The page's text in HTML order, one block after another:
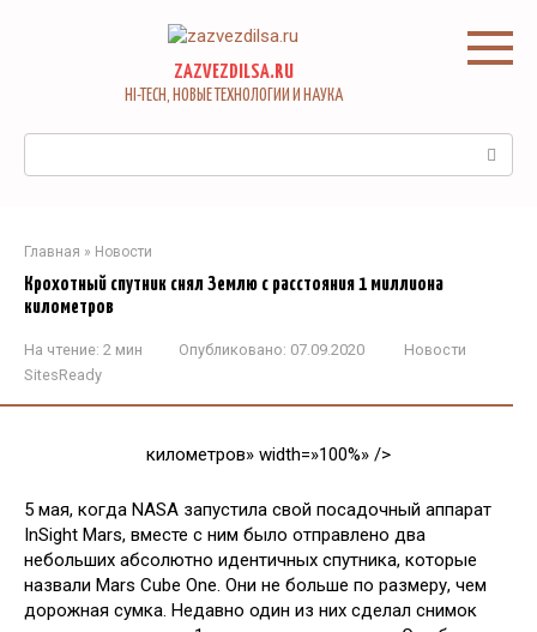
ZAZVEZDILSA.RU
HI-TECH, НОВЫЕ ТЕХНОЛОГИИ И НАУКА
Главная » Новости
Крохотный спутник снял Землю с расстояния 1 миллиона
километров
На чтение: 2 мин Опубликовано: 07.09.2020
Новости
SitesReady
километров» width=»100%» />
5 мая, когда NASA запустила свой посадочный аппарат
InSight Mars, вместе с ним было отправлено два
небольших абсолютно идентичных спутника, которые
назвали Mars Cube One. Они не больше по размеру, чем
дорожная сумка. Недавно один из них сделал снимок